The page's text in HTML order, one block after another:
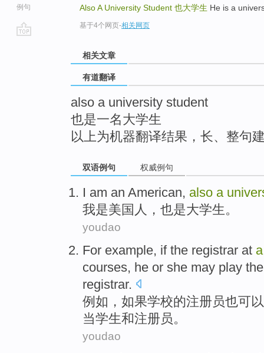
例句
Also A University Student 也大学生 He is a
基于4个网页-相关网页
相关文章
有道翻译
also a university student
也是一名大学生
以上为机器翻译结果，长、整句
双语例句 权威例句
I am an American, also a
我是美国 人， 也是大学生。
youdao
For example, if the registrar at
courses, he or she may play
registrar.
例如 ， 如果学校的注册 员也可
当学生和注册员。
youdao